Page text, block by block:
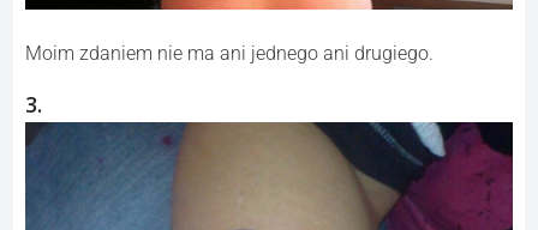
Moim zdaniem nie ma ani jednego ani drugiego.
3.